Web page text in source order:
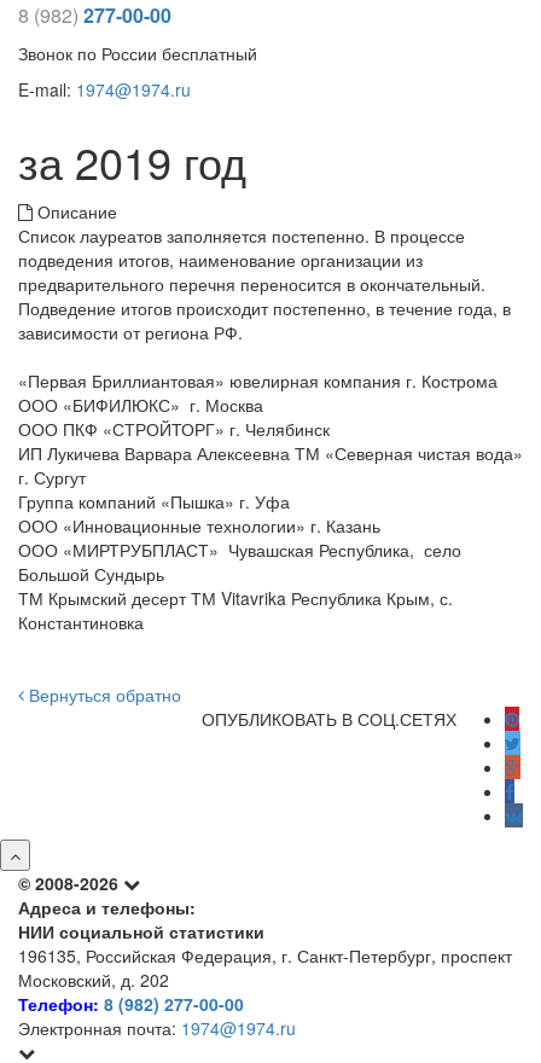
8 (982) 277-00-00
Звонок по России бесплатный
E-mail: 1974@1974.ru
за 2019 год
Описание
Список лауреатов заполняется постепенно. В процессе
подведения итогов, наименование организации из
предварительного перечня переносится в окончательный.
Подведение итогов происходит постепенно, в течение года, в
зависимости от региона РФ.
«Первая Бриллиантовая» ювелирная компания г. Кострома
ООО «БИФИЛЮКС» г. Москва
ООО ПКФ «СТРОЙТОРГ» г. Челябинск
ИП Лукичева Варвара Алексеевна ТМ «Северная чистая вода»
г. Сургут
Группа компаний «Пышка» г. Уфа
ООО «Инновационные технологии» г. Казань
ООО «МИРТРУБПЛАСТ» Чувашская Республика, село
Большой Сундырь
ТМ Крымский десерт ТМ Vitavrika Республика Крым, с.
Константиновка
Вернуться обратно
ОПУБЛИКОВАТЬ В СОЦ.СЕТЯХ
© 2008-2026
Адреса и телефоны:
НИИ социальной статистики
196135, Российская Федерация, г. Санкт-Петербург, проспект
Московский, д. 202
Телефон: 8 (982) 277-00-00
Электронная почта: 1974@1974.ru